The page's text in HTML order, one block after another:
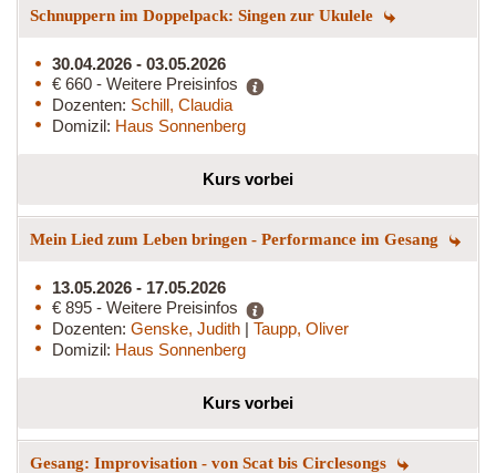
Schnuppern im Doppelpack: Singen zur Ukulele
30.04.2026 - 03.05.2026
€ 660 - Weitere Preisinfos
Dozenten: Schill, Claudia
Domizil: Haus Sonnenberg
Kurs vorbei
Mein Lied zum Leben bringen - Performance im Gesang
13.05.2026 - 17.05.2026
€ 895 - Weitere Preisinfos
Dozenten: Genske, Judith | Taupp, Oliver
Domizil: Haus Sonnenberg
Kurs vorbei
Gesang: Improvisation - von Scat bis Circlesongs